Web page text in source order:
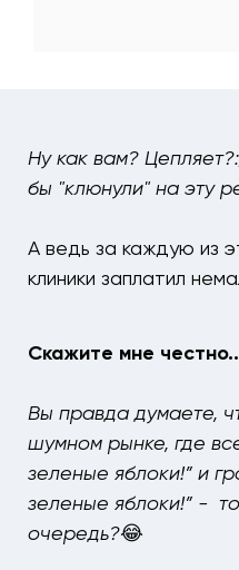
Ну как вам?
бы "клюнули" на эту
А ведь за каждую из
клиники заплатил
Скажите мне
Вы правда думаете,
шумном рынке, где
зеленые яблоки!” и
зеленые яблоки!” -
очередь?😂